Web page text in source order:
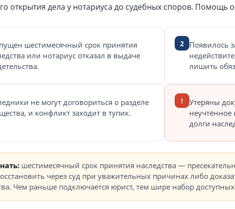
открытия дела у нотариуса до судебных споров. Помощь
шестимесячный срок принятия
или нотариус отказал в выдаче
2
Появилось
лишить
не могут договориться о разделе
и конфликт заходит в тупик.
!
Утеряны
долги
шестимесячный срок принятия наследства —
через суд при уважительных причинах либо
Чем раньше подключается юрист, тем шире набор